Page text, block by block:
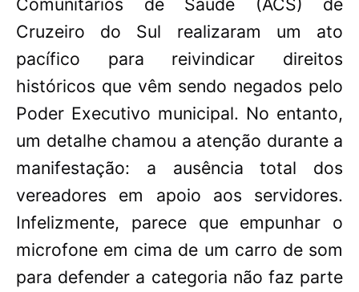
Comunitários de Saúde (ACS) de
Cruzeiro do Sul realizaram um ato
pacífico para reivindicar direitos
históricos que vêm sendo negados pelo
Poder Executivo municipal. No entanto,
um detalhe chamou a atenção durante a
manifestação: a ausência total dos
vereadores em apoio aos servidores.
Infelizmente, parece que empunhar o
microfone em cima de um carro de som
para defender a categoria não faz parte